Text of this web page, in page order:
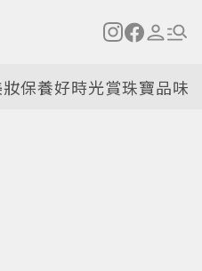
保養好時光賞珠寶品味